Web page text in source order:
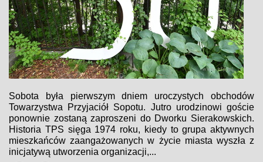
Sobota była pierwszym dniem uroczystych obchodów
Towarzystwa Przyjaciół Sopotu. Jutro urodzinowi goście
ponownie zostaną zaproszeni do Dworku Sierakowskich.
Historia TPS sięga 1974 roku, kiedy to grupa aktywnych
mieszkańców zaangażowanych w życie miasta wyszła z
inicjatywą utworzenia organizacji,...